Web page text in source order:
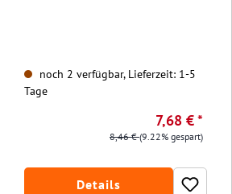
noch 2 verfügbar, Lieferzeit: 1-5
Tage
7,68 € *
8,46 €(9.22% gespart)
Details